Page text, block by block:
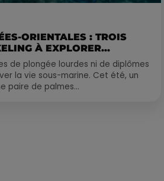
ORIENTALES : TROIS
À EXPLORER...
de plongée lourdes ni de diplômes
la vie sous-marine. Cet été, un
paire de palmes...